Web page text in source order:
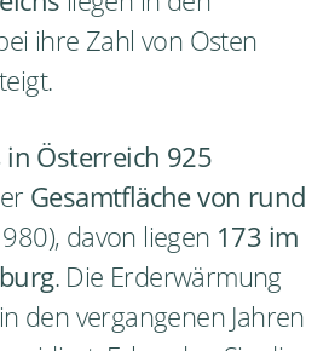
ihre Zahl von Osten
in Österreich 925
Gesamtfläche von rund
davon liegen 173 im
. Die Erderwärmung
den vergangenen Jahren